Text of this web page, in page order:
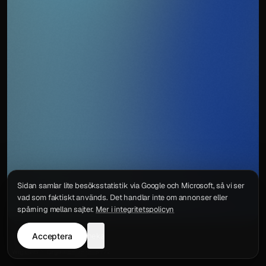
IntegritetspolicyKontakt
Sidan samlar lite besöksstatistik via Google och Microsoft, så vi ser
vad som faktiskt används. Det handlar inte om annonser eller
spårning mellan sajter. Mer i integritetspolicyn
Acceptera neka